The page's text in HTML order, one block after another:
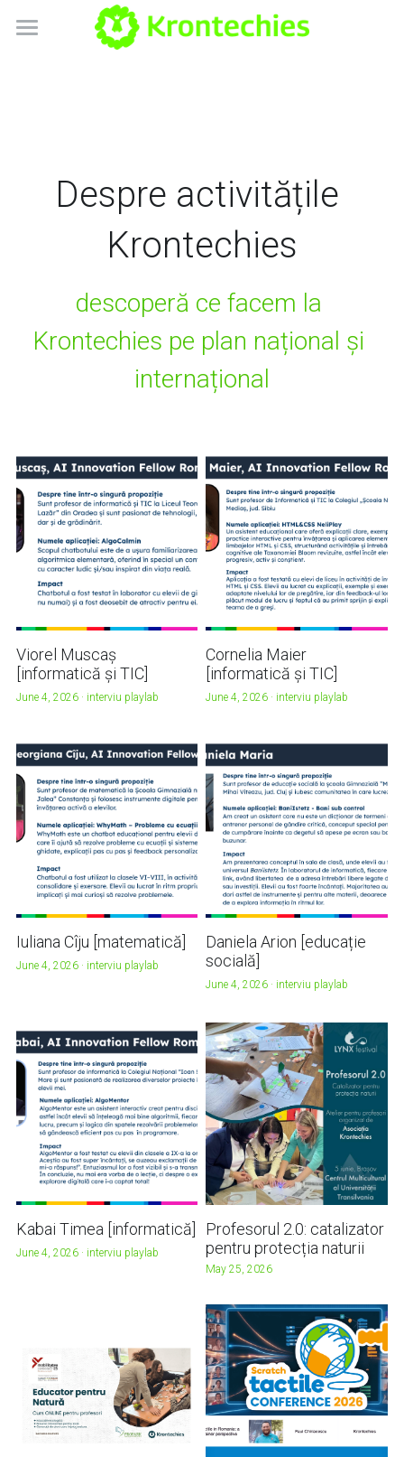
Scratch Tactile
Despre activitățile
Krontechies
descoperă ce facem la
Krontechies pe plan național și
internațional
Viorel Muscaș
[informatică și TIC]
June 4, 2026· interviu playlab
Cornelia Maier
[informatică și TIC]
June 4, 2026· interviu playlab
Iuliana Cîju [matematică]
June 4, 2026· interviu playlab
Daniela Arion [educație
socială]
June 4, 2026· interviu playlab
Kabai Timea [informatică]
June 4, 2026· interviu playlab
Profesorul 2.0: catalizator
pentru protecția naturii
May 25, 2026
BLOG CATEGORIES